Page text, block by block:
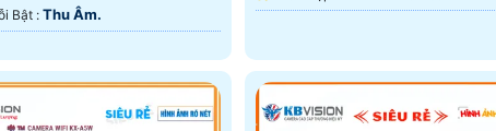
️🎙 Điểm Nỗi Bật : Thu Âm.